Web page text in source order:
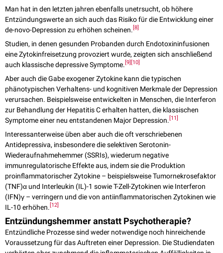
Man hat in den letzten jahren ebenfalls unetrsucht, ob höhere
Entzündungswerte an sich auch das Risiko für die Entwicklung einer
de-novo-Depression zu erhöhen scheinen. 8
Studien, in denen gesunden Probanden durch Endotoxininfusionen
eine Zytokinfreisetzung provoziert wurde, zeigten sich anschließend
auch klassische depressive Symptome. 9 10
Aber auch die Gabe exogener Zytokine kann die typischen
phänotypischen Verhaltens- und kognitiven Merkmale der Depression
verursachen. Beispielsweise entwickelten in Menschen, die Interferon
zur Behandlung der Hepatitis C erhalten hatten, die klassischen
Symptome einer neu entstandenen Major Depression. 11
Interessanterweise üben aber auch die oft verschriebenen
Antidepressiva, insbesondere die selektiven Serotonin-
Wiederaufnahmehemmer (SSRIs), wiederum negative
immunregulatorische Effekte aus, indem sie die Produktion
proinflammatorischer Zytokine – beispielsweise Tumornekrosefaktor
(TNF)α und Interleukin (IL)-1 sowie T-Zell-Zytokinen wie Interferon
(IFN)γ – verringern und die von antiinflammatorischen Zytokinen wie
IL-10 erhöhen. 12
Entzündungshemmer anstatt Psychotherapie?
Entzündliche Prozesse sind weder notwendige noch hinreichende
Voraussetzung für das Auftreten einer Depression. Die Studiendaten